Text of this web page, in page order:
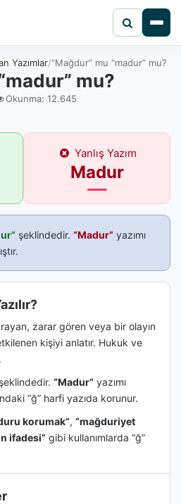
Yazımlar “Mağdur” mu “madur” mu?
mu?
Okunma: 12.645
Yanlış Yazım
Madur
şeklindedir. “Madur” yazımı
zarar gören veya bir olayın
kişiyi anlatır. Hukuk ve
şeklindedir. “Madur” yazımı
“ğ” harfi yazıda korunur.
korumak”, “mağduriyet
ifadesi” gibi kullanımlarda “ğ”